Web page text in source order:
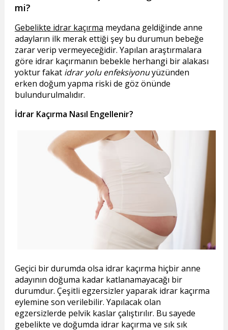
mi?
Gebelikte idrar kaçırma meydana geldiğinde anne
adayların ilk merak ettiği şey bu durumun bebeğe
zarar verip vermeyeceğidir. Yapılan araştırmalara
göre idrar kaçırmanın bebekle herhangi bir alakası
yoktur fakat idrar yolu enfeksiyonuyüzünden
erken doğum yapma riski de göz önünde
bulundurulmalıdır.
İdrar Kaçırma Nasıl Engellenir?
Geçici bir durumda olsa idrar kaçırma hiçbir anne
adayının doğuma kadar katlanamayacağı bir
durumdur. Çeşitli egzersizler yaparak idrar kaçırma
eylemine son verilebilir. Yapılacak olan
egzersizlerde pelvik kaslar çalıştırılır. Bu sayede
gebelikte ve doğumda idrar kaçırma ve sık sık